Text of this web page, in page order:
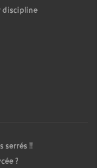
discipline
serrés !!
?